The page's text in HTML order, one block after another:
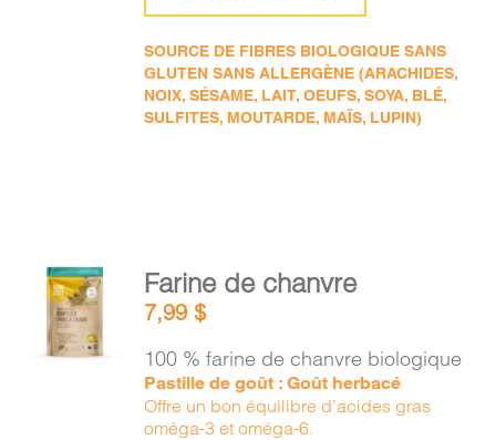
SOURCE DE FIBRES BIOLOGIQUE SANS
GLUTEN SANS ALLERGÈNE (ARACHIDES,
NOIX, SÉSAME, LAIT, OEUFS, SOYA, BLÉ,
SULFITES, MOUTARDE, MAÏS, LUPIN)
AJOUTER
AU
PANIER
/
Farine de chanvre
7,99$
100 % farine de chanvre biologique
Pastille de goût : Goût herbacé
Offre un bon équilibre d’acides gras
oméga-3 et oméga-6.